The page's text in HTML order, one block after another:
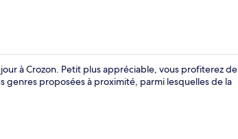
à Crozon. Petit plus appréciable, vous profiterez de
genres proposées à proximité, parmi lesquelles de la